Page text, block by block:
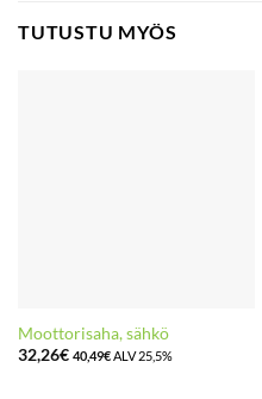
TUTUSTU MYÖS
Moottorisaha, sähkö
32,26€ 40,49€ALV 25,5%